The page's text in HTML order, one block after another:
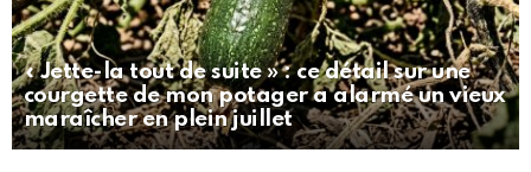
« Jette-la tout de suite » : ce détail sur une
courgette de mon potager a alarmé un vieux
maraîcher en plein juillet